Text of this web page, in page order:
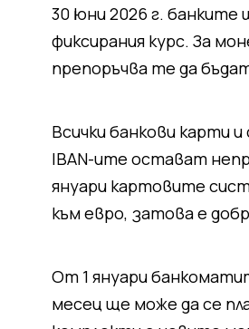
30 юни 2026 г.
фиксирания курс. За
препоръчва те да
Всички банкови карти
IBAN-ите остават
януари картовите
към евро, затова е
От 1 януари
месец ще може да се